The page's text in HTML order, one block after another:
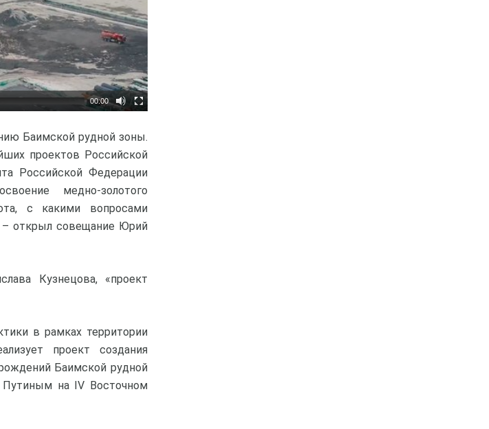
00:00
Баимской рудной зоны.
проектов Российской
Российской Федерации
медно-золотого
с какими вопросами
– открыл совещание Юрий
Кузнецова, «проект
в рамках территории
проект создания
Баимской рудной
на IV Восточном